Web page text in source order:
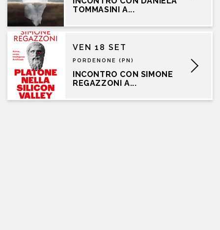
TOMMASINI A...
VEN 18 SET
PORDENONE (PN)
INCONTRO CON SIMONE
REGAZZONI A...